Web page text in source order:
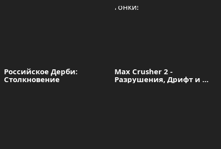
Российское Дерби:
Столкновение
Max Crusher 2 -
Разрушения, Дрифт и